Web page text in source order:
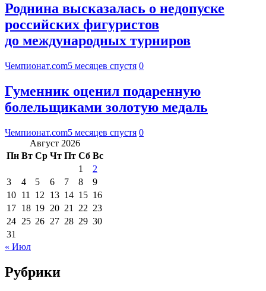
Роднина высказалась о недопуске
российских фигуристов
до международных турниров
Чемпионат.com5 месяцев спустя 0
Гуменник оценил подаренную
болельщиками золотую медаль
Чемпионат.com5 месяцев спустя 0
Август 2026
Пн Вт Ср Чт Пт Сб Вс
1
2
3
4 5 6 7 8
9
10 11 12 13 14 15 16
17 18 19 20 21 22 23
24 25 26 27 28 29 30
31
« Июл
Рубрики